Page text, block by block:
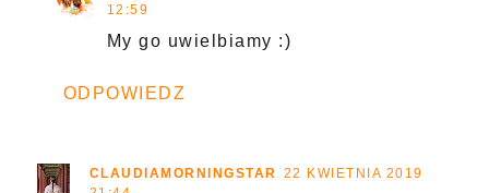
12:59
My go uwielbiamy :)
ODPOWIEDZ
CLAUDIAMORNINGSTAR 22 KWIETNIA 2019